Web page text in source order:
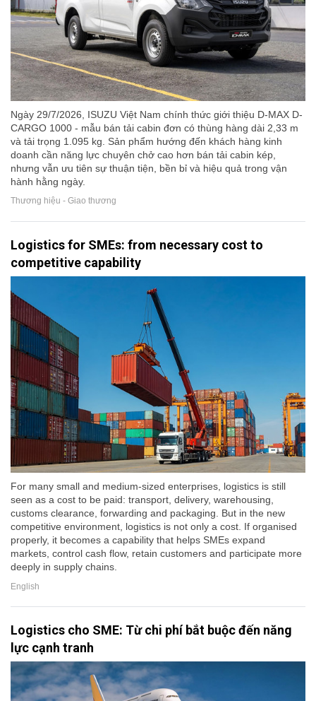
Ngày 29/7/2026, ISUZU Việt Nam chính thức giới thiệu D-MAX D-
CARGO 1000 - mẫu bán tải cabin đơn có thùng hàng dài 2,33 m
và tải trọng 1.095 kg. Sản phẩm hướng đến khách hàng kinh
doanh cần năng lực chuyên chở cao hơn bán tải cabin kép,
nhưng vẫn ưu tiên sự thuận tiện, bền bỉ và hiệu quả trong vận
hành hằng ngày.
Thương hiệu - Giao thương
Logistics for SMEs: from necessary cost to
competitive capability
For many small and medium-sized enterprises, logistics is still
seen as a cost to be paid: transport, delivery, warehousing,
customs clearance, forwarding and packaging. But in the new
competitive environment, logistics is not only a cost. If organised
properly, it becomes a capability that helps SMEs expand
markets, control cash flow, retain customers and participate more
deeply in supply chains.
English
Logistics cho SME: Từ chi phí bắt buộc đến năng
lực cạnh tranh